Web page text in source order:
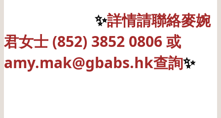
✨詳情請聯絡麥婉
君女士 (852) 3852 0806 或
amy.mak@gbabs.hk查詢✨